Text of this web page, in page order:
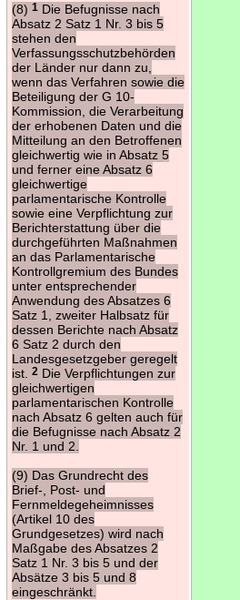
(8) 1Die Befugnisse nach
Absatz 2 Satz 1 Nr. 3 bis 5
stehen den
Verfassungsschutzbehörden
der Länder nur dann zu,
wenn das Verfahren sowie die
Beteiligung der G 10-
Kommission, die Verarbeitung
der erhobenen Daten und die
Mitteilung an den Betroffenen
gleichwertig wie in Absatz 5
und ferner eine Absatz 6
gleichwertige
parlamentarische Kontrolle
sowie eine Verpflichtung zur
Berichterstattung über die
durchgeführten Maßnahmen
an das Parlamentarische
Kontrollgremium des Bundes
unter entsprechender
Anwendung des Absatzes 6
Satz 1, zweiter Halbsatz für
dessen Berichte nach Absatz
6 Satz 2 durch den
Landesgesetzgeber geregelt
ist.
2Die Verpflichtungen zur
gleichwertigen
parlamentarischen Kontrolle
nach Absatz 6 gelten auch für
die Befugnisse nach Absatz 2
Nr. 1 und 2.
(9) Das Grundrecht des
Brief-, Post- und
Fernmeldegeheimnisses
(Artikel 10 des
Grundgesetzes) wird nach
Maßgabe des Absatzes 2
Satz 1 Nr. 3 bis 5 und der
Absätze 3 bis 5 und 8
eingeschränkt.